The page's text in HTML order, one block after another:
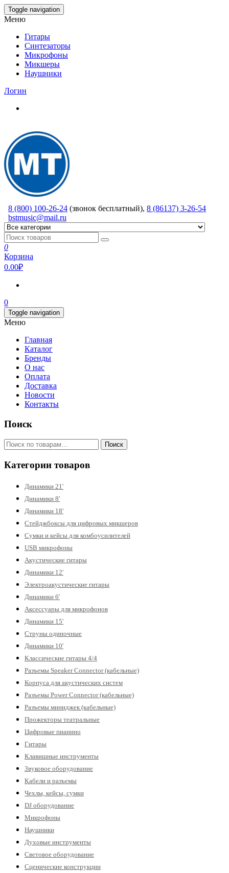
Skip
to
content
Toggle navigation
Меню
Гитары
Синтезаторы
Микрофоны
Микшеры
Наушники
Логин
8 (800) 100-26-24 (звонок бесплатный), 8 (86137) 3-26-54
bstmusic@mail.ru
0
Корзина
0.00₽
0
Toggle navigation
Меню
Главная
Каталог
Бренды
О нас
Оплата
Доставка
Новости
Контакты
Поиск
Искать: Поиск
Категории товаров
Динамики 21'
Динамики 8'
Динамики 18'
Стейджбоксы для цифровых микшеров
Сумки и кейсы для комбоусилителей
USB микрофоны
Акустические гитары
Динамики 12'
Электроакустические гитары
Динамики 6'
Аксессуары для микрофонов
Динамики 15'
Струны одиночные
Динамики 10'
Классические гитары 4/4
Разъемы Speaker Connector (кабельные)
Корпуса для акустических систем
Разъемы Power Connector (кабельные)
Разъемы миниджек (кабельные)
Прожекторы театральные
Цифровые пианино
Гитары
Клавишные инструменты
Звуковое оборудование
Кабели и разъемы
Чехлы, кейсы, сумки
DJ оборудование
Микрофоны
Наушники
Духовые инструменты
Световое оборудование
Сценические конструкции